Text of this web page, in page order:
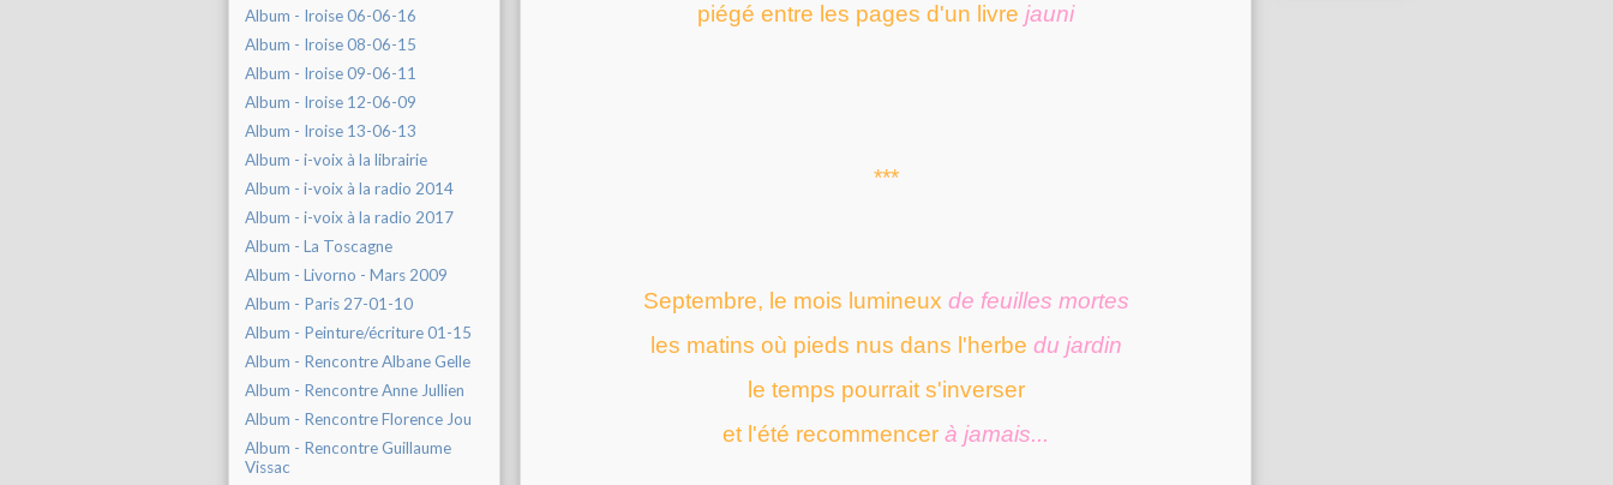
Album - Iroise 06-06-16
Album - Iroise 08-06-15
Album - Iroise 09-06-11
Album - Iroise 12-06-09
Album - Iroise 13-06-13
Album - i-voix à la librairie
Album - i-voix à la radio 2014
Album - i-voix à la radio 2017
Album - La Toscagne
Album - Livorno - Mars 2009
Album - Paris 27-01-10
Album - Peinture/écriture 01-15
Album - Rencontre Albane Gelle
Album - Rencontre Anne Jullien
Album - Rencontre Florence Jou
Album - Rencontre Guillaume
Vissac
piégé entre les pages d'un livre jauni
***
Septembre, le mois lumineux de feuilles mortes
les matins où pieds nus dans l'herbe du jardin
le temps pourrait s'inverser
et l'été recommencer à jamais...